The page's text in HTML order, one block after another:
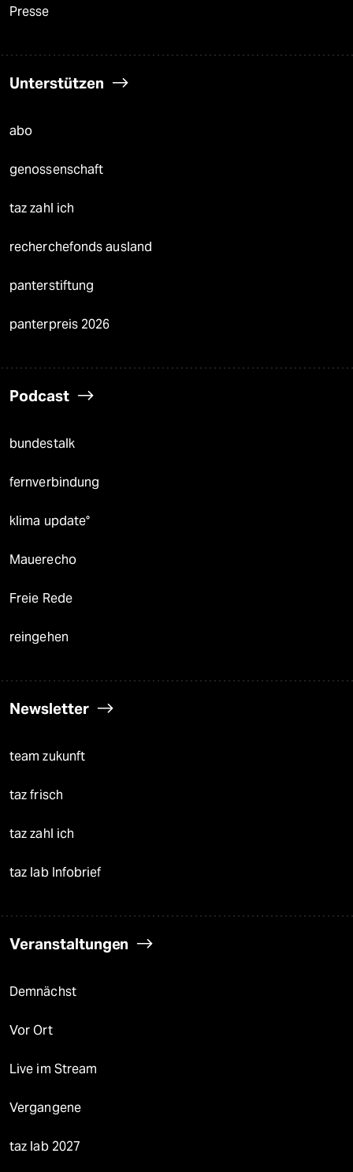
Presse
Unterstützen
abo
genossenschaft
taz zahl ich
recherchefonds ausland
panterstiftung
panterpreis 2026
Podcast
bundestalk
fernverbindung
klima update°
Mauerecho
Freie Rede
reingehen
Newsletter
team zukunft
taz frisch
taz zahl ich
taz lab Infobrief
Veranstaltungen
Demnächst
Vor Ort
Live im Stream
Vergangene
taz lab 2027